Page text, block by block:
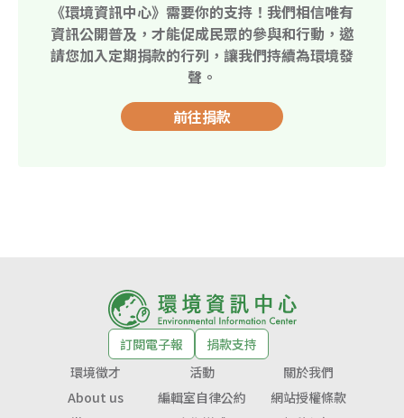
《環境資訊中心》需要你的支持！我們相信唯有
資訊公開普及，才能促成民眾的參與和行動，邀
請您加入定期捐款的行列，讓我們持續為環境發
聲。
前往捐款
訂閱電子報
捐款支持
環境徵才
活動
關於我們
About us
編輯室自律公約
網站授權條款